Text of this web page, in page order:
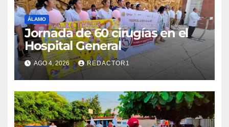
ÁLAMO
Jornada de 60 cirugías en el
Hospital General
AGO 4, 2026 REDACTOR1